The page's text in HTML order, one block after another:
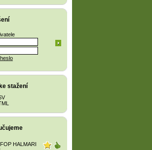
stažení
HALMARI